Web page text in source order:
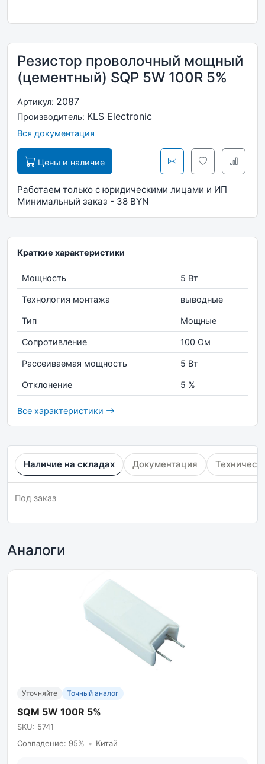
Резистор проволочный мощный
(цементный) SQP 5W 100R 5%
Артикул: 2087
Производитель: KLS Electronic
Вся документация
Цены и наличие
Работаем только с юридическими лицами и ИП
Минимальный заказ - 38 BYN
Краткие характеристики
Мощность 5 Вт
Технология монтажа выводные
Тип Мощные
Сопротивление 100 Ом
Рассеиваемая мощность 5 Вт
Отклонение 5 %
Все характеристики
Наличие на складах Документация
Под заказ
Аналоги
Уточняйте Точный аналог
SQM 5W 100R 5%
SKU: 5741
Совпадение: 95% • Китай